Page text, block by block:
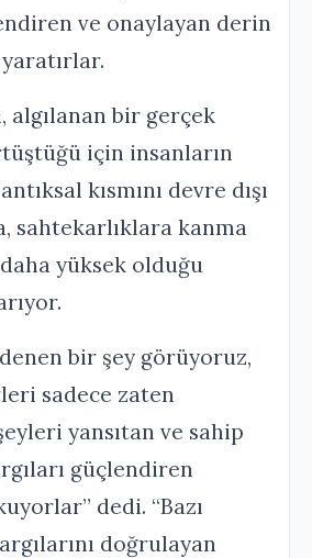
ve onaylayan derin
algılanan bir gerçek
için insanların
kısmını devre dışı
sahtekarlıklara kanma
daha yüksek olduğu
bir şey görüyoruz,
sadece zaten
yansıtan ve sahip
güçlendiren
dedi. “Bazı
doğrulayan